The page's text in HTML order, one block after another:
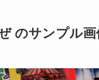
のサンプル画